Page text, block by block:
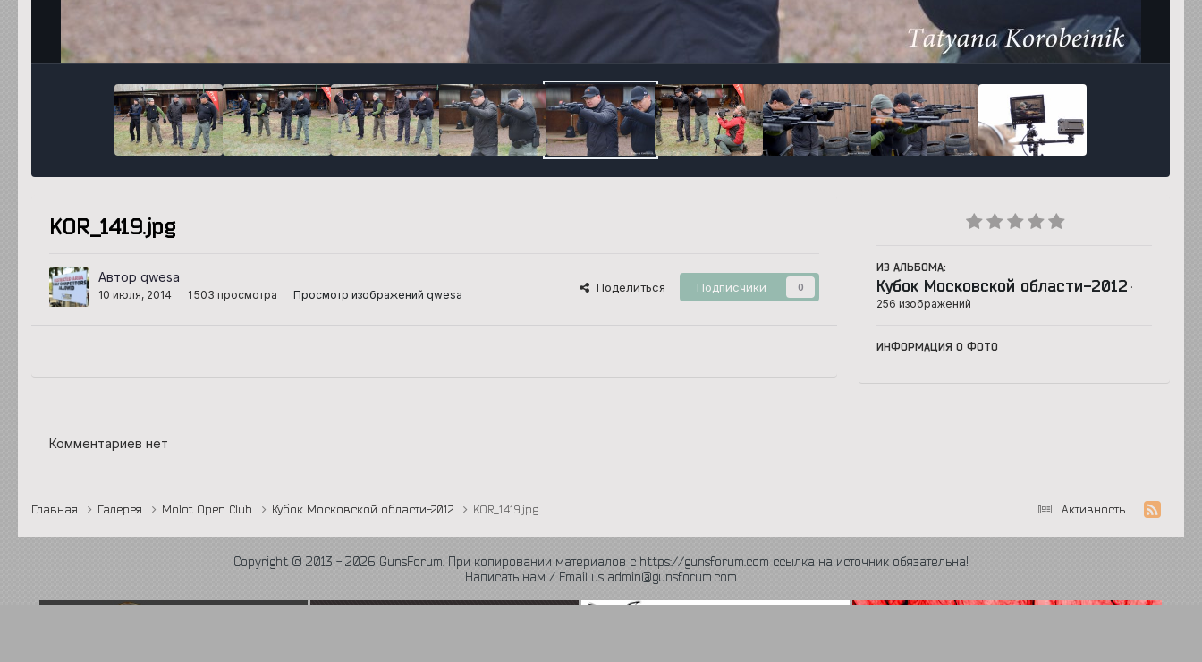
Инструменты
KOR_1419.jpg
Автор qwesa
10 июля, 2014 1 503 просмотра Просмотр изображений qwesa
Поделиться Подписчики 0
ИЗ АЛЬБОМА:
Кубок Московской области-2012 ·
256 изображений
ИНФОРМАЦИЯ О ФОТО
Комментариев нет
Активность
Главная Галерея Molot Open Club Кубок Московской области-2012 KOR_1419.jpg
Copyright © 2013 - 2026 GunsForum. При копировании материалов с https://gunsforum.com ссылка на источник обязательна!
Написать нам / Email us admin@gunsforum.com